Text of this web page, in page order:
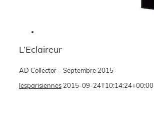
L’Eclaireur
AD Collector – Septembre 2015
lesparisiennes 2015-09-24T10:14:24+00:00